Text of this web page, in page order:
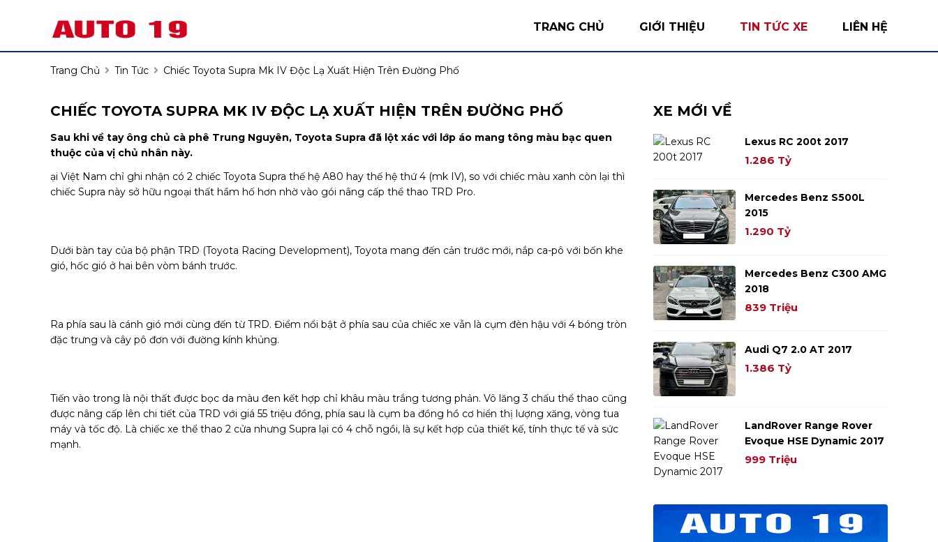
TRANG CHỦ GIỚI THIỆU TIN TỨC XE LIÊN HỆ
Trang Chủ Tin Tức Chiếc Toyota Supra Mk IV Độc Lạ Xuất Hiện Trên Đường Phố
CHIẾC TOYOTA SUPRA MK IV ĐỘC LẠ XUẤT HIỆN TRÊN ĐƯỜNG PHỐ
Sau khi về tay ông chủ cà phê Trung Nguyên, Toyota Supra đã lột xác với lớp áo mang tông màu bạc quen
thuộc của vị chủ nhân này.
ại Việt Nam chỉ ghi nhận có 2 chiếc Toyota Supra thế hệ A80 hay thế hệ thứ 4 (mk IV), so với chiếc màu xanh còn lại thì
chiếc Supra này sở hữu ngoại thất hầm hố hơn nhờ vào gói nâng cấp thể thao TRD Pro.
Dưới bàn tay của bộ phận TRD (Toyota Racing Development), Toyota mang đến cản trước mới, nắp ca-pô với bốn khe
gió, hốc gió ở hai bên vòm bánh trước.
Ra phía sau là cánh gió mới cùng đến từ TRD. Điểm nổi bật ở phía sau của chiếc xe vẫn là cụm đèn hậu với 4 bóng tròn
đặc trưng và cây pô đơn với đường kính khủng.
Tiến vào trong là nội thất được bọc da màu đen kết hợp chỉ khâu màu trắng tương phản. Vô lăng 3 chấu thể thao cũng
được nâng cấp lên chi tiết của TRD với giá 55 triệu đồng, phía sau là cụm ba đồng hồ cơ hiển thị lượng xăng, vòng tua
máy và tốc độ. Là chiếc xe thể thao 2 cửa nhưng Supra lại có 4 chỗ ngồi, là sự kết hợp của thiết kế, tính thực tế và sức
mạnh.
XE MỚI VỀ
Lexus RC 200t 2017
1.286 Tỷ
Mercedes Benz S500L
2015
1.290 Tỷ
Mercedes Benz C300 AMG
2018
839 Triệu
Audi Q7 2.0 AT 2017
1.386 Tỷ
LandRover Range Rover
Evoque HSE Dynamic 2017
999 Triệu